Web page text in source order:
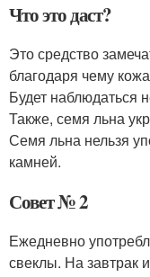
Что это даст?
Это средство
благодаря чему
Будет наблюдаться
Также, семя льна
Семя льна нельзя
камней.
Совет № 2
Ежедневно
свеклы. На завтрак